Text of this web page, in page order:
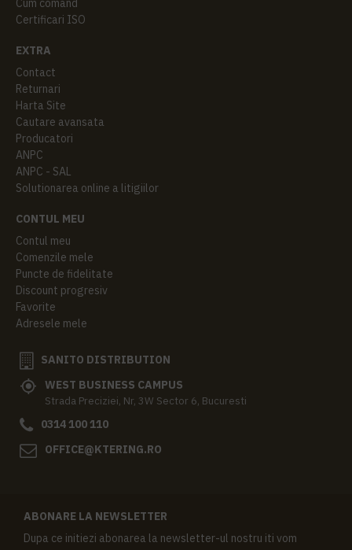
Certificari ISO
EXTRA
Contact
Returnari
Harta Site
Cautare avansata
Producatori
ANPC
ANPC - SAL
Solutionarea online a litigiilor
CONTUL MEU
Contul meu
Comenzile mele
Puncte de fidelitate
Discount progresiv
Favorite
Adresele mele
SANITO DISTRIBUTION
WEST BUSINESS CAMPUS
Strada Preciziei, Nr, 3W Sector 6, Bucuresti
0314 100 110
OFFICE@KTERING.RO
ABONARE LA NEWSLETTER
Dupa ce initiezi abonarea la newsletter-ul nostru iti vom